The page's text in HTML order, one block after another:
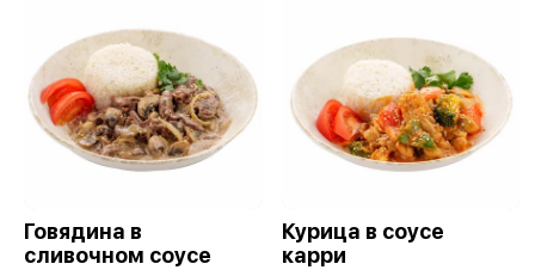
Говядина в
сливочном соусе
Курица в соусе
карри